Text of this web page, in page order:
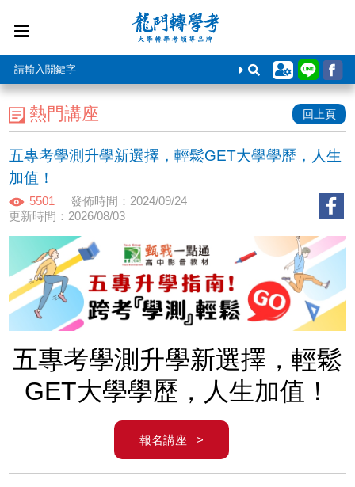
熱門講座 回上頁
五專考學測升學新選擇，輕鬆GET大學學歷，人生
加值！
5501
發佈時間：2024/09/24
更新時間：2026/08/03
五專考學測升學新選擇，輕鬆
GET大學學歷，人生加值！
報名講座 >